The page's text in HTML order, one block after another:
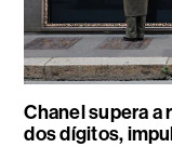
Chanel supera
dos dígitos,